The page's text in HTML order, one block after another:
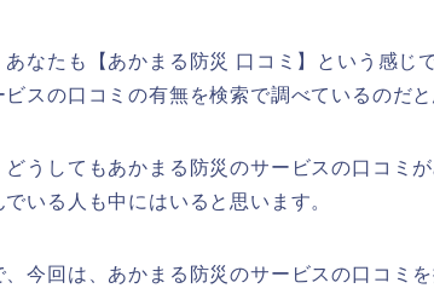
あなたも【あかまる防災 口コミ】という感じ
ビスの口コミの有無を検索で調べているのだと
どうしてもあかまる防災のサービスの口コミ
でいる人も中にはいると思います。
、今回は、あかまる防災のサービスの口コミ